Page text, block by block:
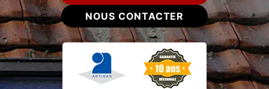
NOUS CONTACTER